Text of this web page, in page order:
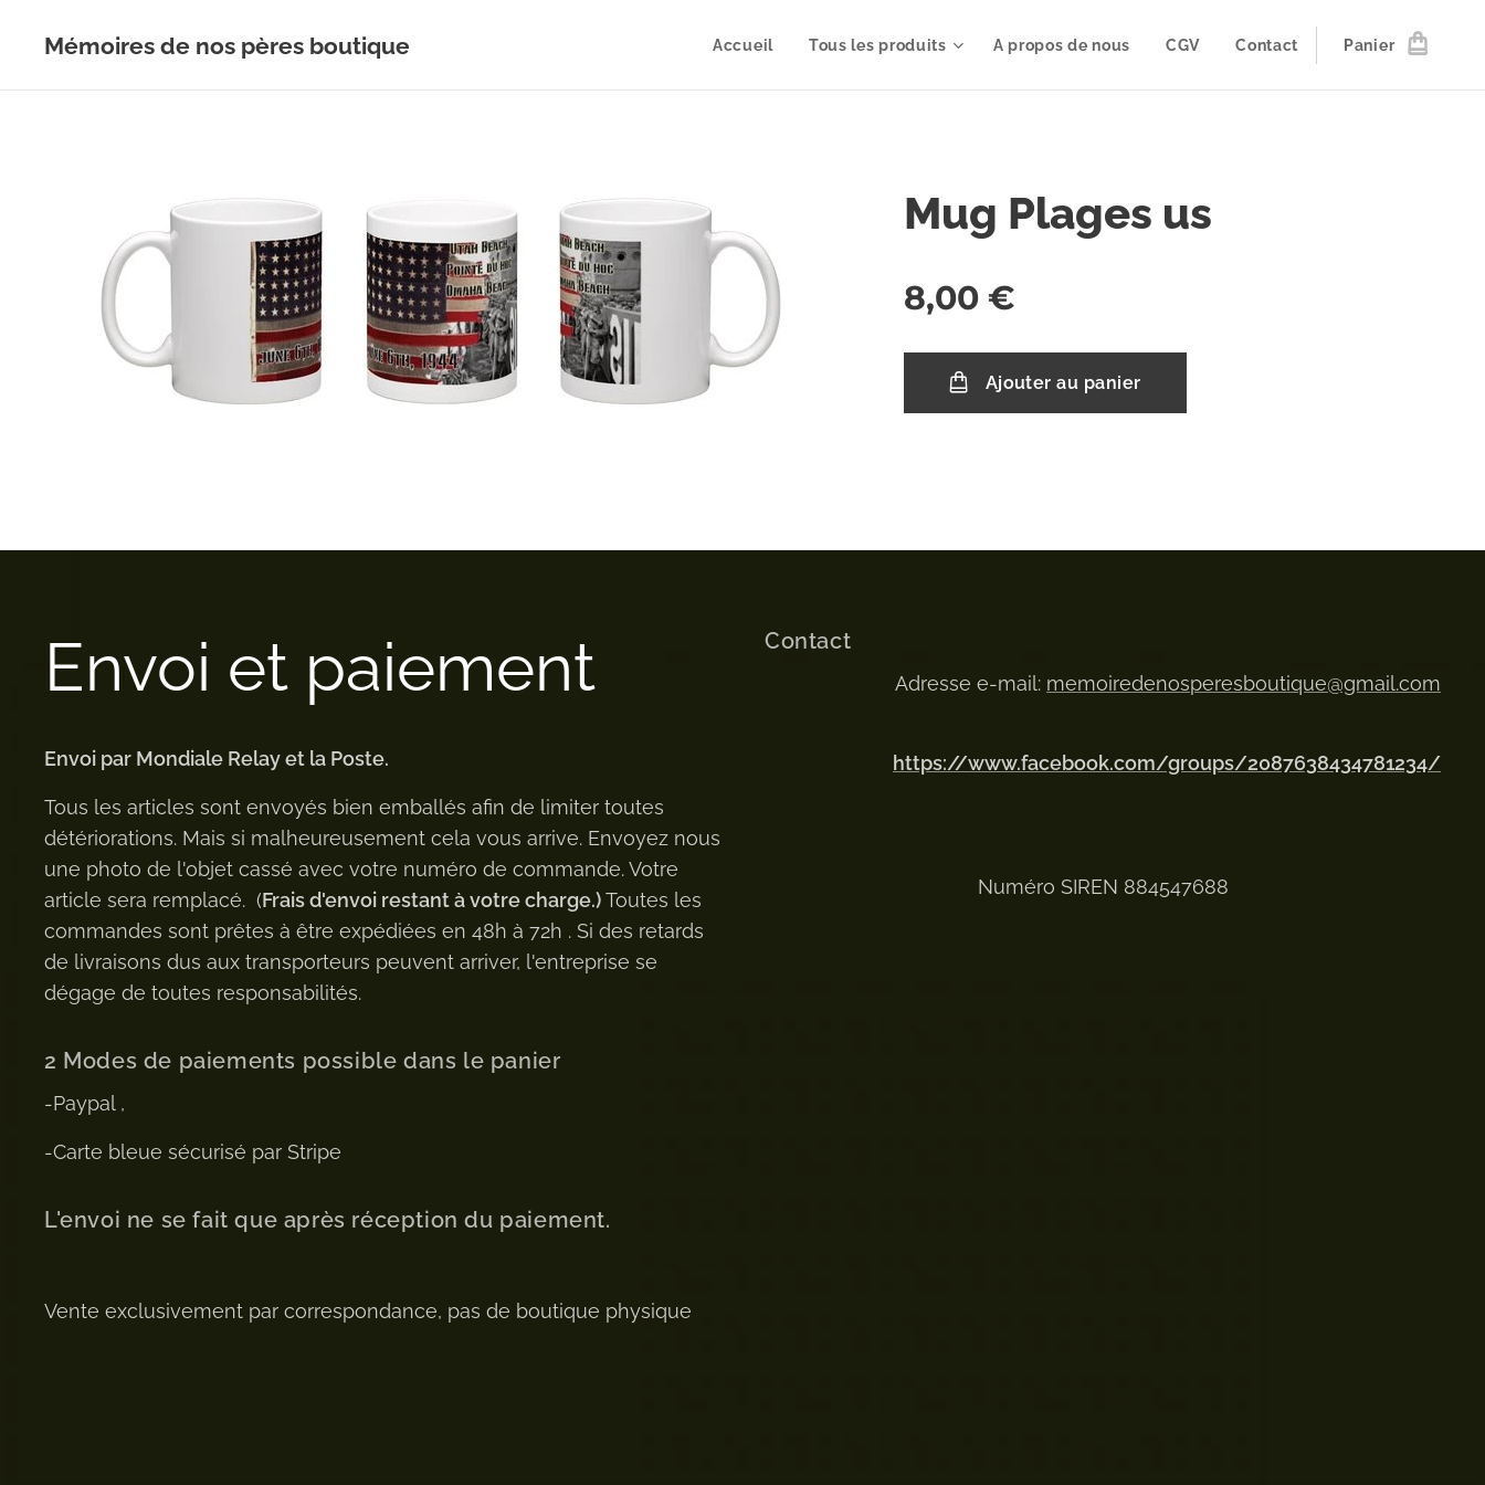
Mémoires de nos pères boutique Accueil Tous les produits A propos de nous CGV Contact Panier
Mug Plages us
8,00 €
Ajouter au panier
Envoi et paiement
Envoi par Mondiale Relay et la Poste.
Tous les articles sont envoyés bien emballés afin de limiter toutes
détériorations. Mais si malheureusement cela vous arrive. Envoyez nous
une photo de l'objet cassé avec votre numéro de commande. Votre
article sera remplacé. (Frais d'envoi restant à votre charge.)Toutes les
commandes sont prêtes à être expédiées en 48h à 72h . Si des retards
de livraisons dus aux transporteurs peuvent arriver, l'entreprise se
dégage de toutes responsabilités.
2 Modes de paiements possible dans le panier
-Paypal ,
-Carte bleue sécurisé par Stripe
L'envoi ne se fait que après réception du paiement.
Vente exclusivement par correspondance, pas de boutique physique
Contact
Adresse e-mail: memoiredenosperesboutique@gmail.com
https://www.facebook.com/groups/2087638434781234/
Numéro SIREN 884547688